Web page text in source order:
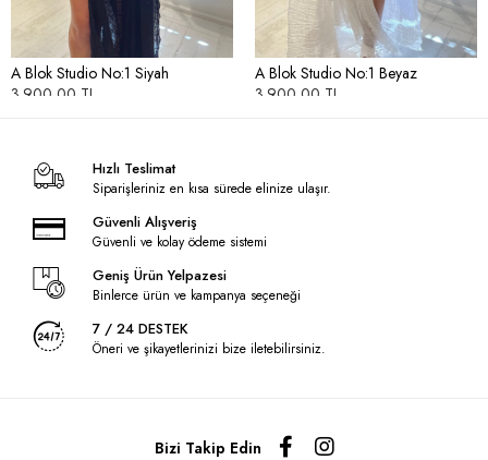
A Blok Studio No:1 Siyah
3.900,00 TL
A Blok Studio No:1 Beyaz
3.900,00 TL
Hızlı Teslimat
Siparişleriniz en kısa sürede elinize ulaşır.
Güvenli Alışveriş
Güvenli ve kolay ödeme sistemi
Geniş Ürün Yelpazesi
Binlerce ürün ve kampanya seçeneği
7 / 24 DESTEK
Öneri ve şikayetlerinizi bize iletebilirsiniz.
Bizi Takip Edin